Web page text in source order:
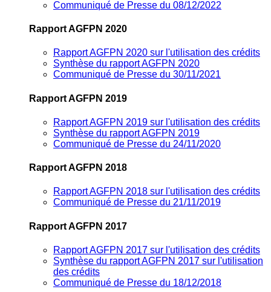
Communiqué de Presse du 08/12/2022
Rapport AGFPN 2020
Rapport AGFPN 2020 sur l'utilisation des crédits
Synthèse du rapport AGFPN 2020
Communiqué de Presse du 30/11/2021
Rapport AGFPN 2019
Rapport AGFPN 2019 sur l'utilisation des crédits
Synthèse du rapport AGFPN 2019
Communiqué de Presse du 24/11/2020
Rapport AGFPN 2018
Rapport AGFPN 2018 sur l'utilisation des crédits
Communiqué de Presse du 21/11/2019
Rapport AGFPN 2017
Rapport AGFPN 2017 sur l'utilisation des crédits
Synthèse du rapport AGFPN 2017 sur l'utilisation
des crédits
Communiqué de Presse du 18/12/2018